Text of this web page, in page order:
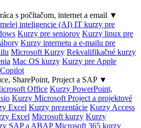
s počítačom, internet a email ▼
inteligencie (AI) IT kurzy pre
Kurzy pre seniorov Kurzy linux pre
Kurzy internetu a e-mailu pre
Microsoft Kurzy Rekvalifikačné kurzy
Mac OS kurzy Kurzy pre Apple
SharePoint, Project a SAP ▼
Office Kurzy PowerPoint,
Kurzy Microsoft Project a projektové
Excel Kurzy prezentácie Kurzy Access
Excel Microsoft kurzy Kurzy
SAP a ABAP Microsoft 365 kurzy